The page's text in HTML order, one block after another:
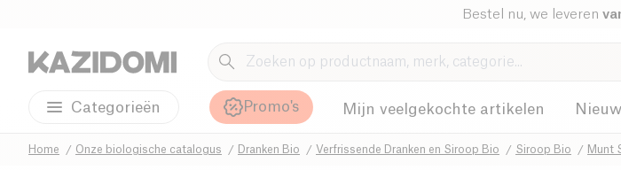
Bestel nu, we leveren
Categorieën Promo's Mijn veelgekochte artikelen Nieuw
Home Onze biologische catalogus Dranken Bio Verfrissende Dranken en Siroop Bio Siroop Bio Munt